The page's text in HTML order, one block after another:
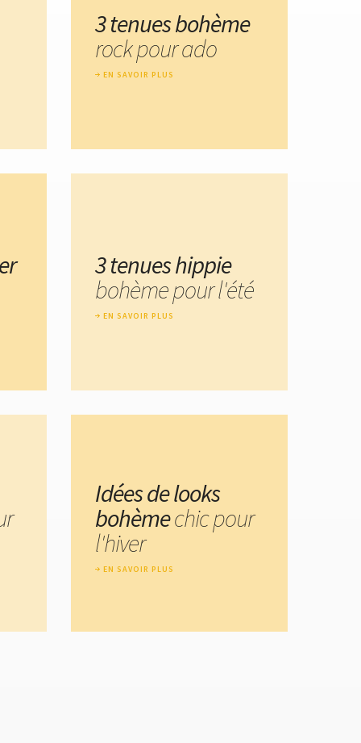
3 tenues bohème
rock pour ado
EN SAVOIR PLUS
3 tenues hippie
bohème pour l'été
EN SAVOIR PLUS
Idées de looks
bohèmechic pour
l'hiver
EN SAVOIR PLUS